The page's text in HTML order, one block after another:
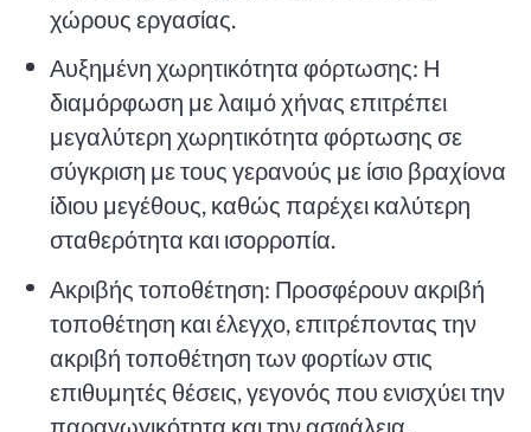
χώρους εργασίας.
Αυξημένη χωρητικότητα φόρτωσης: Η
διαμόρφωση με λαιμό χήνας επιτρέπει
μεγαλύτερη χωρητικότητα φόρτωσης σε
σύγκριση με τους γερανούς με ίσιο βραχίονα
ίδιου μεγέθους, καθώς παρέχει καλύτερη
σταθερότητα και ισορροπία.
Ακριβής τοποθέτηση: Προσφέρουν ακριβή
τοποθέτηση και έλεγχο, επιτρέποντας την
ακριβή τοποθέτηση των φορτίων στις
επιθυμητές θέσεις, γεγονός που ενισχύει την
παραγωγικότητα και την ασφάλεια.